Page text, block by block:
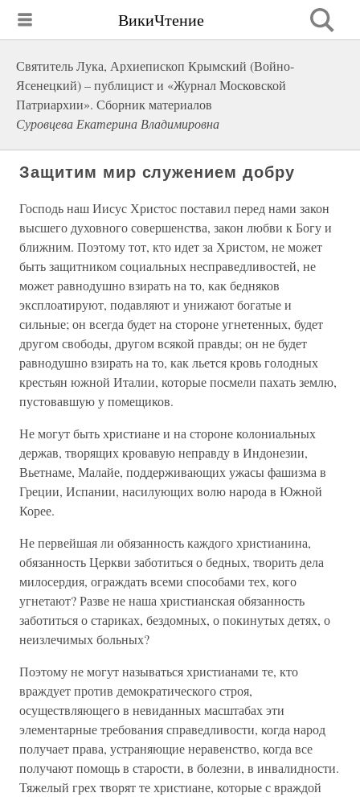
ВикиЧтение
Святитель Лука, Архиепископ Крымский (Войно-
Ясенецкий) – публицист и «Журнал Московской
Патриархии». Сборник материалов
Суровцева Екатерина Владимировна
Защитим мир служением добру
Господь наш Иисус Христос поставил перед нами закон
высшего духовного совершенства, закон любви к Богу и
ближним. Поэтому тот, кто идет за Христом, не может
быть защитником социальных несправедливостей, не
может равнодушно взирать на то, как бедняков
эксплоатируют, подавляют и унижают богатые и
сильные; он всегда будет на стороне угнетенных, будет
другом свободы, другом всякой правды; он не будет
равнодушно взирать на то, как льется кровь голодных
крестьян южной Италии, которые посмели пахать землю,
пустовавшую у помещиков.
Не могут быть христиане и на стороне колониальных
держав, творящих кровавую неправду в Индонезии,
Вьетнаме, Малайе, поддерживающих ужасы фашизма в
Греции, Испании, насилующих волю народа в Южной
Корее.
Не первейшая ли обязанность каждого христианина,
обязанность Церкви заботиться о бедных, творить дела
милосердия, ограждать всеми способами тех, кого
угнетают? Разве не наша христианская обязанность
заботиться о стариках, бездомных, о покинутых детях, о
неизлечимых больных?
Поэтому не могут называться христианами те, кто
враждует против демократического строя,
осуществляющего в невиданных масштабах эти
элементарные требования справедливости, когда народ
получает права, устраняющие неравенство, когда все
получают помощь в старости, в болезни, в инвалидности.
Тяжелый грех творят те христиане, которые с враждой